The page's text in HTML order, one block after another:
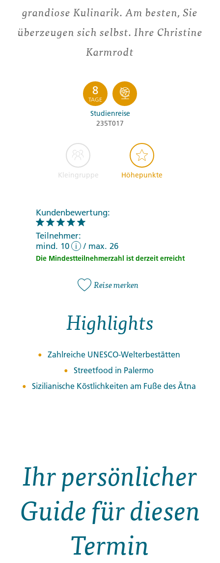
grandiose Kulinarik. Am besten, Sie
überzeugen sich selbst. Ihre Christine
Karmrodt
8
TAGE
Studienreise
235T017
Kleingruppe Höhepunkte
Kundenbewertung:
Teilnehmer:
mind. 10
i / max. 26
Die Mindestteilnehmerzahl ist derzeit erreicht
Reise merken
Highlights
Zahlreiche UNESCO-Welterbestätten
Streetfood in Palermo
Sizilianische Köstlichkeiten am Fuße des Ätna
Ihr persönlicher
Guide für diesen
Termin